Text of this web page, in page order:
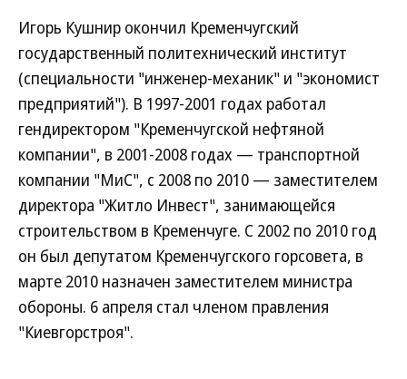
Игорь Кушнир окончил Кременчугский
государственный политехнический институт
(специальности "инженер-механик" и "экономист
предприятий"). В 1997-2001 годах работал
гендиректором "Кременчугской нефтяной
компании", в 2001-2008 годах — транспортной
компании "МиС", с 2008 по 2010 — заместителем
директора "Житло Инвест", занимающейся
строительством в Кременчуге. С 2002 по 2010 год
он был депутатом Кременчугского горсовета, в
марте 2010 назначен заместителем министра
обороны. 6 апреля стал членом правления
"Киевгорстроя".